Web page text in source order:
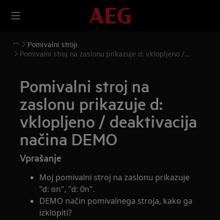
Pomivalni stroji
Pomivalni stroj na zaslonu prikazuje d: vklopljeno /
Pomivalni stroj na
zaslonu prikazuje d:
vklopljeno / deaktivacija
načina DEMO
Vprašanje
Moj pomivalni stroj na zaslonu prikazuje
"d: on", "d: 0n".
DEMO način pomivalnega stroja, kako ga
izklopiti?